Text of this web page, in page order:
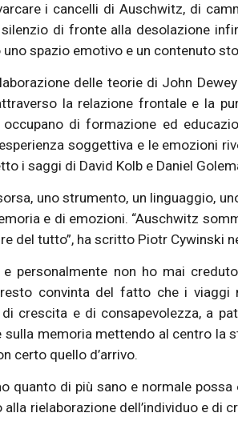
i cancelli di Auschwitz, di
di fronte alla desolazione
spazio emotivo e un contenuto
delle teorie di John
la relazione frontale e la
di formazione ed
soggettiva e le emozioni
i saggi di David Kolb e Daniel
uno strumento, un linguaggio,
e di emozioni. “Auschwitz
del tutto”, ha scritto Piotr Cywinski
personalmente non ho mai
resto convinta del fatto che i
crescita e di consapevolezza, a
sulla memoria mettendo al centro la
certo quello d’arrivo.
quanto di più sano e normale
rielaborazione dell’individuo e di